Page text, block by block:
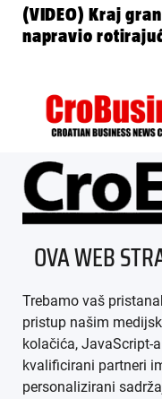
(VIDEO) Kraj
napravio
OVA WEB
Trebamo vaš
pristup našim
kolačića, JavaScript-
kvalificirani partneri
personalizirani